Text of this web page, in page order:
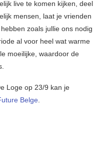
live te komen kijken, deel
mensen, laat je vrienden
zoals jullie ons nodig
al voor heel wat warme
moeilijke, waardoor de
Loge op 23/9 kan je
Belge.